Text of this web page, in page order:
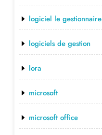
logiciel le gestionnaire
logiciels de gestion
lora
microsoft
microsoft office